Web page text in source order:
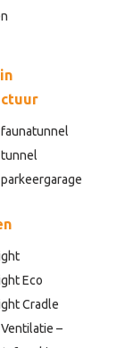
Eco
Cradle
–